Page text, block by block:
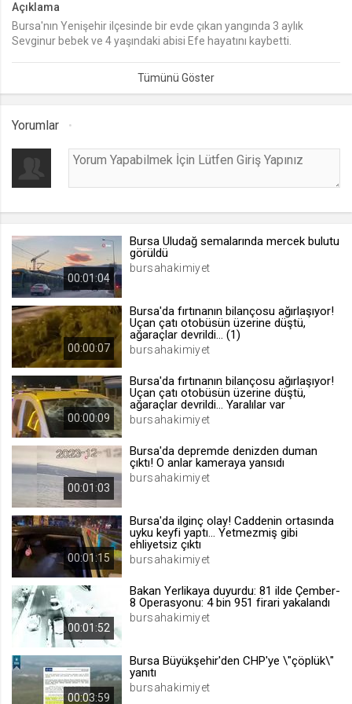
lang
.web.tv
Seçilen dil tercihini tutmak
.web.tv
[hash]
.web.tv
channelCategories
Site içeriği önerme
1 yıl
voteLike*
.web.tv
1 ay
.web.tv
İsimsiz ziyaretçi için site içeriği
Açıklama
Bursa'nın Yenişehir ilçesinde bir evde çıkan yangında 3 aylık
Sevginur bebek ve 4 yaşındaki abisi Efe hayatını kaybetti.
Yorumlar
00:01:04
Bursa Uludağ semalarında mercek bulutu
görüldü
bursahakimiyet
00:00:07
Bursa'da fırtınanın bilançosu ağırlaşıyor!
Uçan çatı otobüsün üzerine düştü,
ağaraçlar devrildi... (1)
bursahakimiyet
00:00:09
Bursa'da fırtınanın bilançosu ağırlaşıyor!
Uçan çatı otobüsün üzerine düştü,
ağaraçlar devrildi... Yaralılar var
bursahakimiyet
00:01:03
Bursa'da depremde denizden duman
çıktı! O anlar kameraya yansıdı
bursahakimiyet
00:01:15
Bursa'da ilginç olay! Caddenin ortasında
uyku keyfi yaptı... Yetmezmiş gibi
ehliyetsiz çıktı
bursahakimiyet
00:01:52
Bakan Yerlikaya duyurdu: 81 ilde Çember-
8 Operasyonu: 4 bin 951 firari yakalandı
bursahakimiyet
00:03:59
Bursa Büyükşehir'den CHP'ye \"çöplük\"
yanıtı
bursahakimiyet